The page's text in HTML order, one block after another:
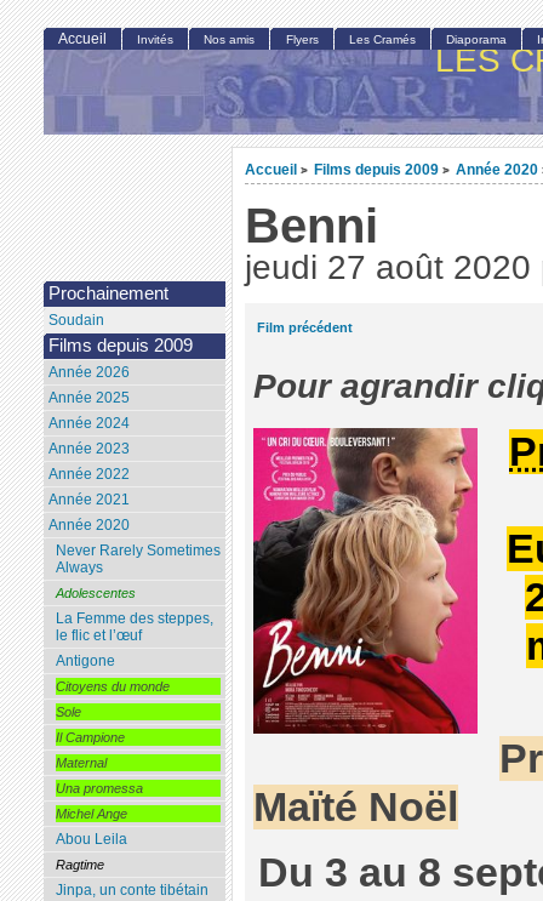
LES
Accueil > Films depuis 2009 > Année 2020
Benni
jeudi 27 août 2020
Film précédent
Pour agrandir
Maïté Noël
Du 3 au 8
Accueil Invités Nos amis Flyers Les Cramés Diaporama
Prochainement
Soudain
Films depuis 2009
Année 2026
Année 2025
Année 2024
Année 2023
Année 2022
Année 2021
Année 2020
Never Rarely Sometimes
Always
Adolescentes
La Femme des steppes,
le flic et l’œuf
Antigone
Citoyens du monde
Sole
Il Campione
Maternal
Una promessa
Michel Ange
Abou Leila
Ragtime
Jinpa, un conte tibétain